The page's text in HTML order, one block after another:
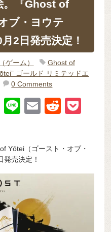
。『Ghost of
ブ・ヨウテ
2日発売決定！
ゲーム）
Ghost of
ゴールド リミテッドエ
0 Comments
M
Li
E
R
di
t
et
Yōtei（ゴースト・オブ・
発売決定！